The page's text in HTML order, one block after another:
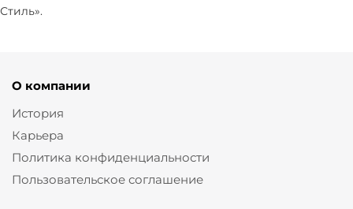
Стиль».
О компании
История
Карьера
Политика конфиденциальности
Пользовательское соглашение